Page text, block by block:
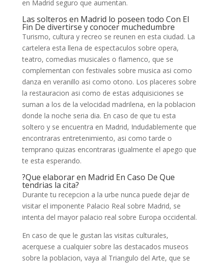
en Madrid seguro que aumentan.
Las solteros en Madrid lo poseen todo Con El
Fin De divertirse y conocer muchedumbre
Turismo, cultura y recreo se reunen en esta ciudad. La
cartelera esta llena de espectaculos sobre opera,
teatro, comedias musicales o flamenco, que se
complementan con festivales sobre musica asi­ como
danza en veranillo asi­ como otono. Los placeres sobre
la restauracion asi­ como de estas adquisiciones se
suman a los de la velocidad madrilena, en la poblacion
donde la noche seri­a dia. En caso de que tu esta
soltero y se encuentra en Madrid, Indudablemente que
encontraras entretenimiento, asi­ como tarde o
temprano quizas encontraras igualmente el apego que
te esta esperando.
?Que elaborar en Madrid En Caso De Que
tendri­as la cita?
Durante tu recepcion a la urbe nunca puede dejar de
visitar el imponente Palacio Real sobre Madrid, se
intenta del mayor palacio real sobre Europa occidental.
En caso de que le gustan las visitas culturales,
acerquese a cualquier sobre las destacados museos
sobre la poblacion, vaya al Triangulo del Arte, que se